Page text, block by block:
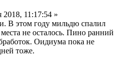
2018, 11:17:54 »
В этом году мильдю спалил
не осталось. Пино ранний
Оидиума пока не
тоже.